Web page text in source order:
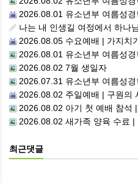
2026.08.01 유소년부 여름성경학
나는 내 인생길 여정에서 하나님을 만났는가? 그렇다
2026.08.05 수요예배 | 가지치
2026.08.01 유소년부 여름성
2026.08.02 7월 생일자
2026.07.31 유소년부 여름성
2026.08.02 주일예배 | 구원의 서정(2)부
2026.08.02 아기 첫 예배 참석 | 홍도영, 홍
2026.08.02 새가족 양육 수료 |
최근댓글